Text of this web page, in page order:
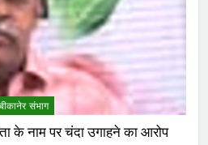
बीकानेर संभाग
के नाम पर चंदा उगाहने का आरोप